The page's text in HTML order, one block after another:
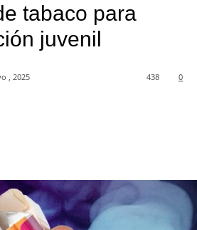
tabaco para
juvenil
, 2025 0
438